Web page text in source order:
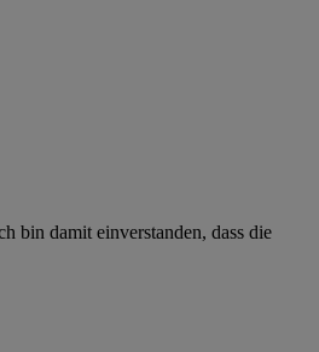
bin damit einverstanden, dass die